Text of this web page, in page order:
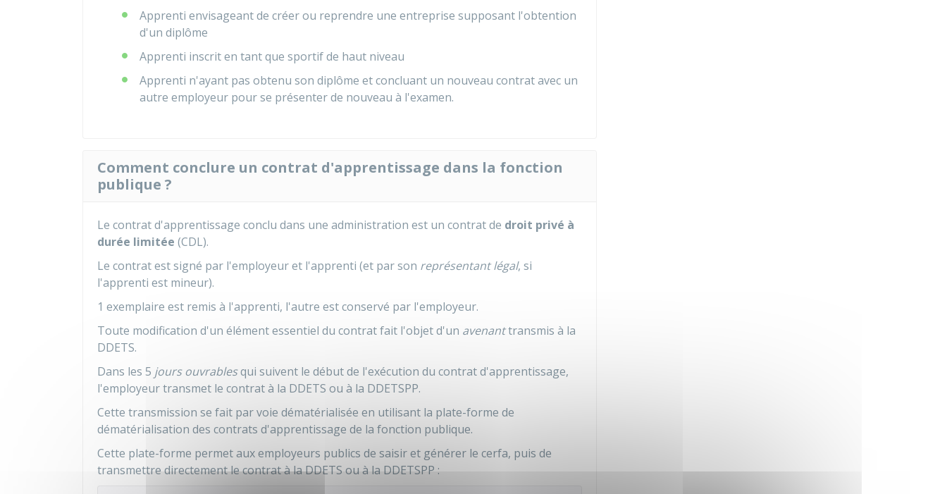
Apprenti envisageant de créer ou reprendre une entreprise supposant l'obtention
d'un diplôme
Apprenti inscrit en tant que sportif de haut niveau
Apprenti n'ayant pas obtenu son diplôme et concluant un nouveau contrat avec un
autre employeur pour se présenter de nouveau à l'examen.
Comment conclure un contrat d'apprentissage dans la fonction
publique ?
Le contrat d'apprentissage conclu dans une administration est un contrat de droit privé à
durée limitée (CDL).
Le contrat est signé par l'employeur et l'apprenti (et par son représentant légal, si
l'apprenti est mineur).
1 exemplaire est remis à l'apprenti, l'autre est conservé par l'employeur.
Toute modification d'un élément essentiel du contrat fait l'objet d'un avenanttransmis à la
DDETS.
Dans les 5 jours ouvrablesqui suivent le début de l'exécution du contrat d'apprentissage,
l'employeur transmet le contrat à la DDETS ou à la DDETSPP.
Cette transmission se fait par voie dématérialisée en utilisant la plate-forme de
dématérialisation des contrats d'apprentissage de la fonction publique.
Cette plate-forme permet aux employeurs publics de saisir et générer le cerfa, puis de
transmettre directement le contrat à la DDETS ou à la DDETSPP :